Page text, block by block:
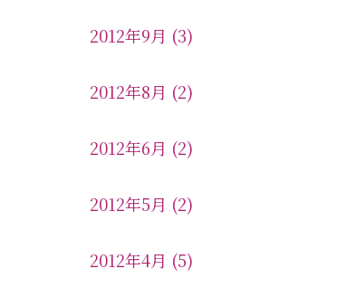
2012年9月 (3)
2012年8月 (2)
2012年6月 (2)
2012年5月 (2)
2012年4月 (5)